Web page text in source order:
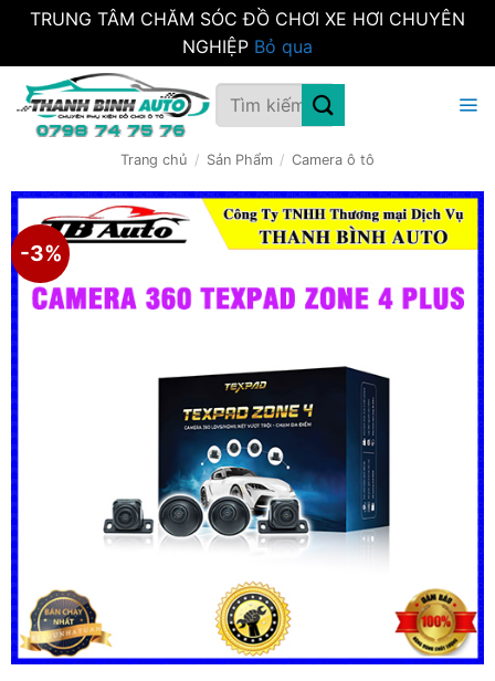
TRUNG TÂM CHĂM SÓC ĐỒ CHƠI XE HƠI CHUYÊN
NGHIỆP Bỏ qua
qua
Tìm
kiếm:
Trang chủ / Sản Phẩm / Camera ô tô
-3%